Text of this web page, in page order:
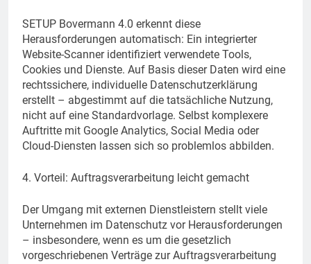
SETUP Bovermann 4.0 erkennt diese
Herausforderungen automatisch: Ein integrierter
Website-Scanner identifiziert verwendete Tools,
Cookies und Dienste. Auf Basis dieser Daten wird eine
rechtssichere, individuelle Datenschutzerklärung
erstellt – abgestimmt auf die tatsächliche Nutzung,
nicht auf eine Standardvorlage. Selbst komplexere
Auftritte mit Google Analytics, Social Media oder
Cloud-Diensten lassen sich so problemlos abbilden.
4. Vorteil: Auftragsverarbeitung leicht gemacht
Der Umgang mit externen Dienstleistern stellt viele
Unternehmen im Datenschutz vor Herausforderungen
– insbesondere, wenn es um die gesetzlich
vorgeschriebenen Verträge zur Auftragsverarbeitung